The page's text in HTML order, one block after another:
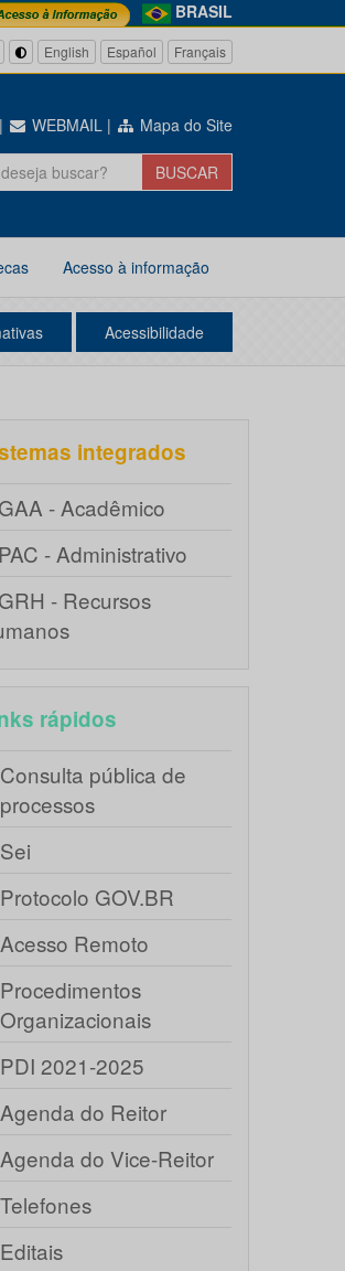
BRASIL
English Español Français
| WEBMAIL | Mapa do Site
Acesso à informação
Acessibilidade
integrados
- Acadêmico
- Administrativo
- Recursos
rápidos
Consulta pública de
processos
Sei
Protocolo GOV.BR
Acesso Remoto
Procedimentos
Organizacionais
PDI 2021-2025
Agenda do Reitor
Agenda do Vice-Reitor
Telefones
Editais